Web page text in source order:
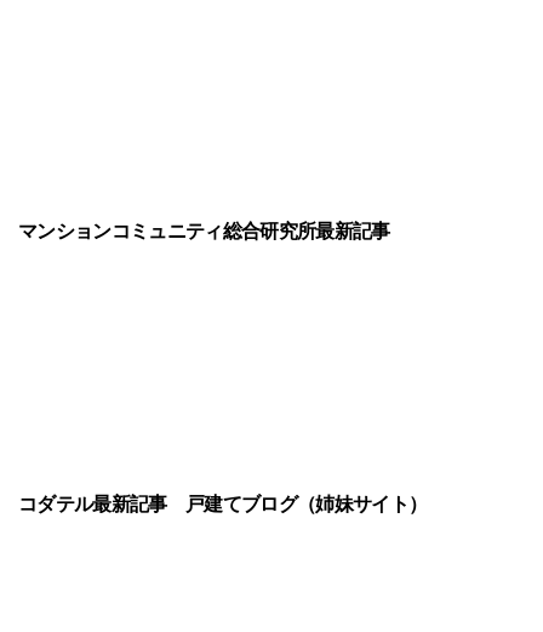
マンションコミュニティ総合研究所最新記事
コダテル最新記事戸建てブログ（姉妹サイト）